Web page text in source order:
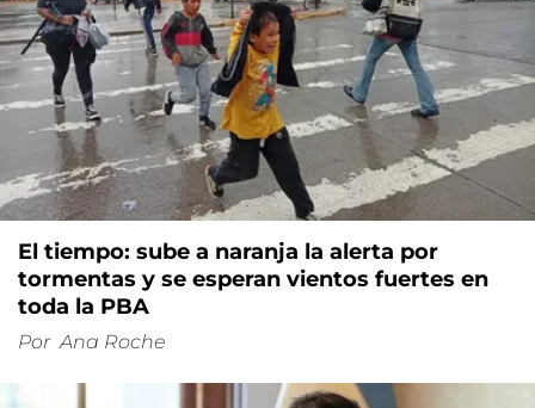
El tiempo: sube a naranja la alerta por
tormentas y se esperan vientos fuertes en
toda la PBA
Por Ana Roche